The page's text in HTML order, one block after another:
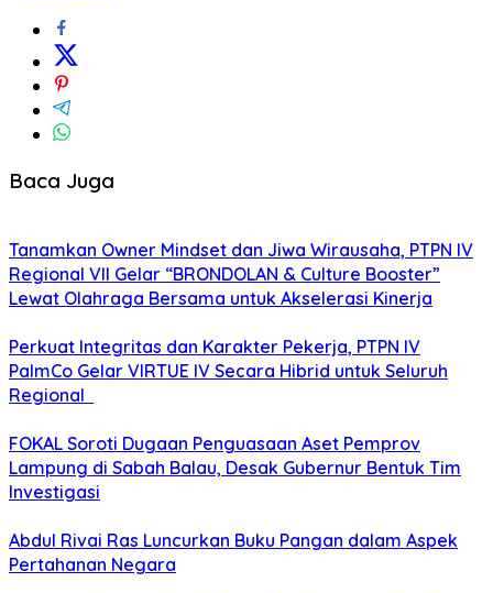
Baca Juga
Tanamkan Owner Mindset dan Jiwa Wirausaha, PTPN IV
Regional VII Gelar “BRONDOLAN & Culture Booster”
Lewat Olahraga Bersama untuk Akselerasi Kinerja
Perkuat Integritas dan Karakter Pekerja, PTPN IV
PalmCo Gelar VIRTUE IV Secara Hibrid untuk Seluruh
Regional
FOKAL Soroti Dugaan Penguasaan Aset Pemprov
Lampung di Sabah Balau, Desak Gubernur Bentuk Tim
Investigasi
Abdul Rivai Ras Luncurkan Buku Pangan dalam Aspek
Pertahanan Negara